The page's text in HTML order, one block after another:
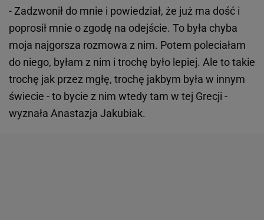
- Zadzwonił do mnie i powiedział, że już ma dość i
poprosił mnie o zgodę na odejście. To była chyba
moja najgorsza rozmowa z nim. Potem poleciałam
do niego, byłam z nim i trochę było lepiej. Ale to takie
trochę jak przez mgłę, trochę jakbym była w innym
świecie - to bycie z nim wtedy tam w tej Grecji -
wyznała Anastazja Jakubiak.